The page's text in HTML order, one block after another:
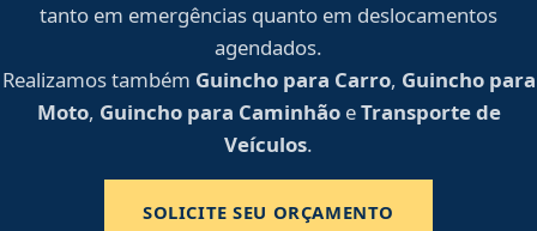
tanto em emergências quanto em deslocamentos
agendados.
Realizamos também Guincho para Carro, Guincho para
Moto, Guincho para CaminhãoeTransporte de
Veículos.
SOLICITE SEU ORÇAMENTO